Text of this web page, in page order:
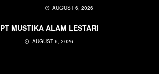
AUGUST 6, 2026
PT MUSTIKA ALAM LESTARI
AUGUST 6, 2026